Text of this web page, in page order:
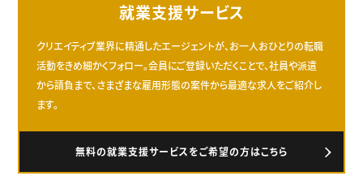
就業支援サービス
クリエイティブ業界に精通したエージェントが、お一人おひとりの転職
活動をきめ細かくフォロー。会員にご登録いただくことで、社員や派遣
から請負まで、さまざまな雇用形態の案件から最適な求人をご紹介し
ます。
無料の就業支援サービスをご希望の方はこちら